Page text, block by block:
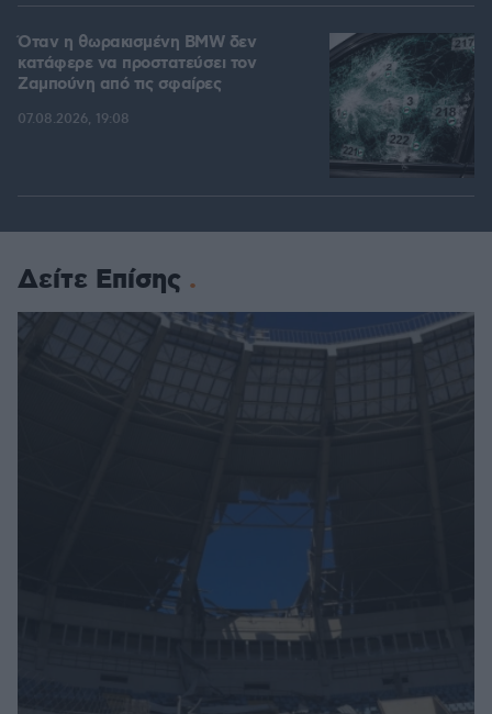
Όταν η θωρακισμένη BMW δεν
κατάφερε να προστατεύσει τον
Ζαμπούνη από τις σφαίρες
07.08.2026, 19:08
Δείτε Επίσης